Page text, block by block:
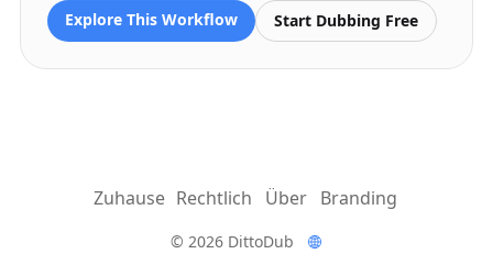
Explore This Workflow Start Dubbing Free
Zuhause Rechtlich Über Branding
© 2026 DittoDub